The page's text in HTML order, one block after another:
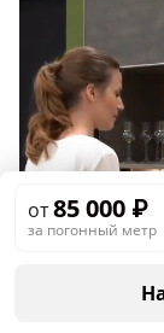
от85 000 ₽
за погонный метр